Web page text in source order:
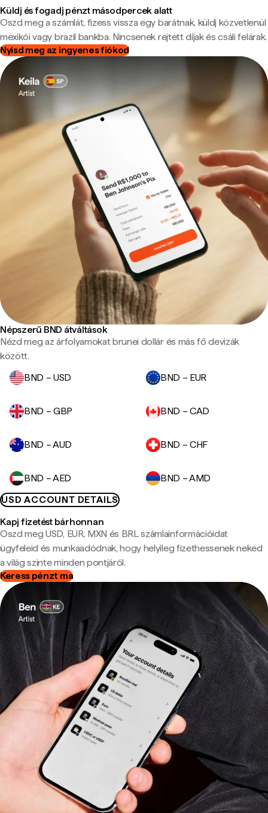
Küldj és fogadj pénzt másodpercek alatt
Oszd meg a számlát, fizess vissza egy barátnak, küldj közvetlenül
mexikói vagy brazil bankba. Nincsenek rejtett díjak és csáli felárak.
Nyisd meg az ingyenes fiókod
Népszerű BND átváltások
Nézd meg az árfolyamokat brunei dollár és más fő devizák
között.
BND – USD
BND – EUR
BND – GBP BND – CAD
BND – AUD BND – CHF
BND – AED
BND – AMD
USD ACCOUNT DETAILS
Kapj fizetést bárhonnan
Oszd meg USD, EUR, MXN és BRL számlainformációidat
ügyfeleid és munkaadódnak, hogy helyileg fizethessenek neked
a világ szinte minden pontjáról.
Keress pénzt ma